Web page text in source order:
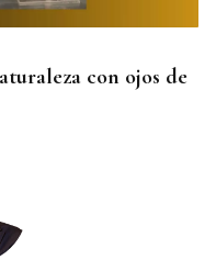
con ojos de